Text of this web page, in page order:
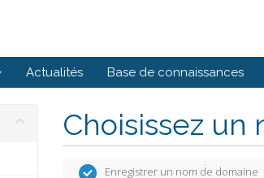
Actualités Base de connaissances
Choisissez un
Enregistrer un nom de domaine